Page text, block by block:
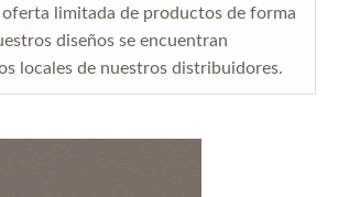
limitada de productos de forma
diseños se encuentran
locales de nuestros distribuidores.